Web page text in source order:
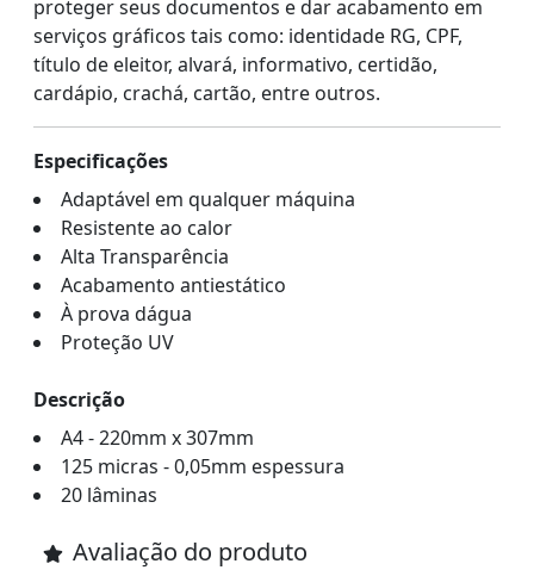
proteger seus documentos e dar acabamento em
serviços gráficos tais como: identidade RG, CPF,
título de eleitor, alvará, informativo, certidão,
cardápio, crachá, cartão, entre outros.
Especificações
Adaptável em qualquer máquina
Resistente ao calor
Alta Transparência
Acabamento antiestático
À prova dágua
Proteção UV
Descrição
A4 - 220mm x 307mm
125 micras - 0,05mm espessura
20 lâminas
Avaliação do produto